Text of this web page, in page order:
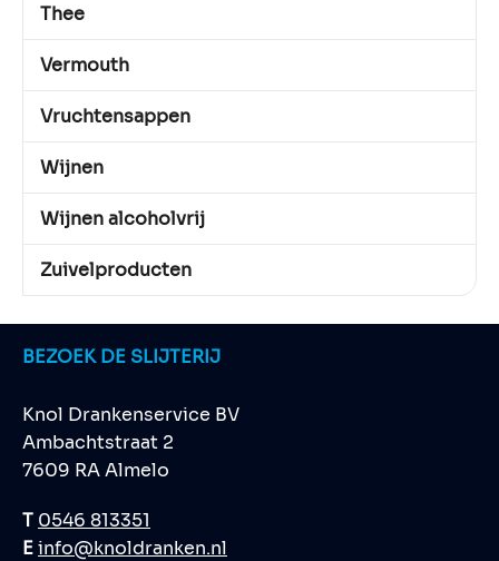
Thee
Vermouth
Vruchtensappen
Wijnen
Wijnen alcoholvrij
Zuivelproducten
BEZOEK DE SLIJTERIJ
Knol Drankenservice BV
Ambachtstraat 2
7609 RA Almelo
T 0546 813351
Einfo@knoldranken.nl